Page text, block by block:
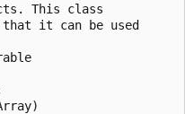
This class
that it can be used